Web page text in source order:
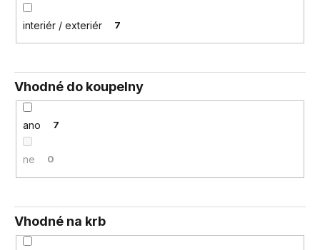
interiér / exteriér 7
Vhodné do koupelny
ano 7
ne 0
Vhodné na krb